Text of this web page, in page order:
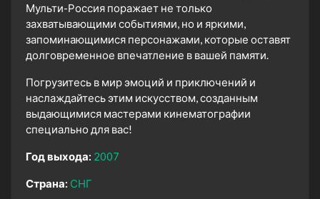
Мульти-Россия поражает не только
захватывающими событиями, но и яркими,
запоминающимися персонажами, которые оставят
долговременное впечатление в вашей памяти.
Погрузитесь в мир эмоций и приключений и
наслаждайтесь этим искусством, созданным
выдающимися мастерами кинематографии
специально для вас!
Год выхода: 2007
Страна: СНГ